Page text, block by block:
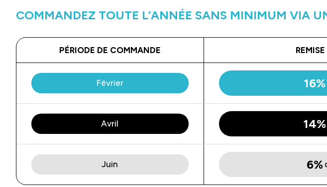
COMMANDEZ TOUTE L’ANNÉE SANS MINIMUM VIA
PÉRIODE DE COMMANDE
Février 16%
Avril 14%
Juin 6%